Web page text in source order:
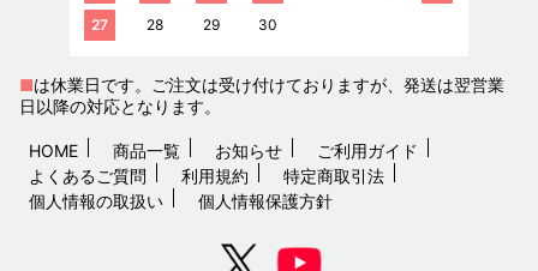
27 28 29 30
■は休業日です。ご注文は受け付けておりますが、発送は翌営業
日以降の対応となります。
HOME 商品一覧 お知らせ
ご利用ガイド
よくあるご質問
利用規約
特定商取引法
個人情報の取扱い
個人情報保護方針